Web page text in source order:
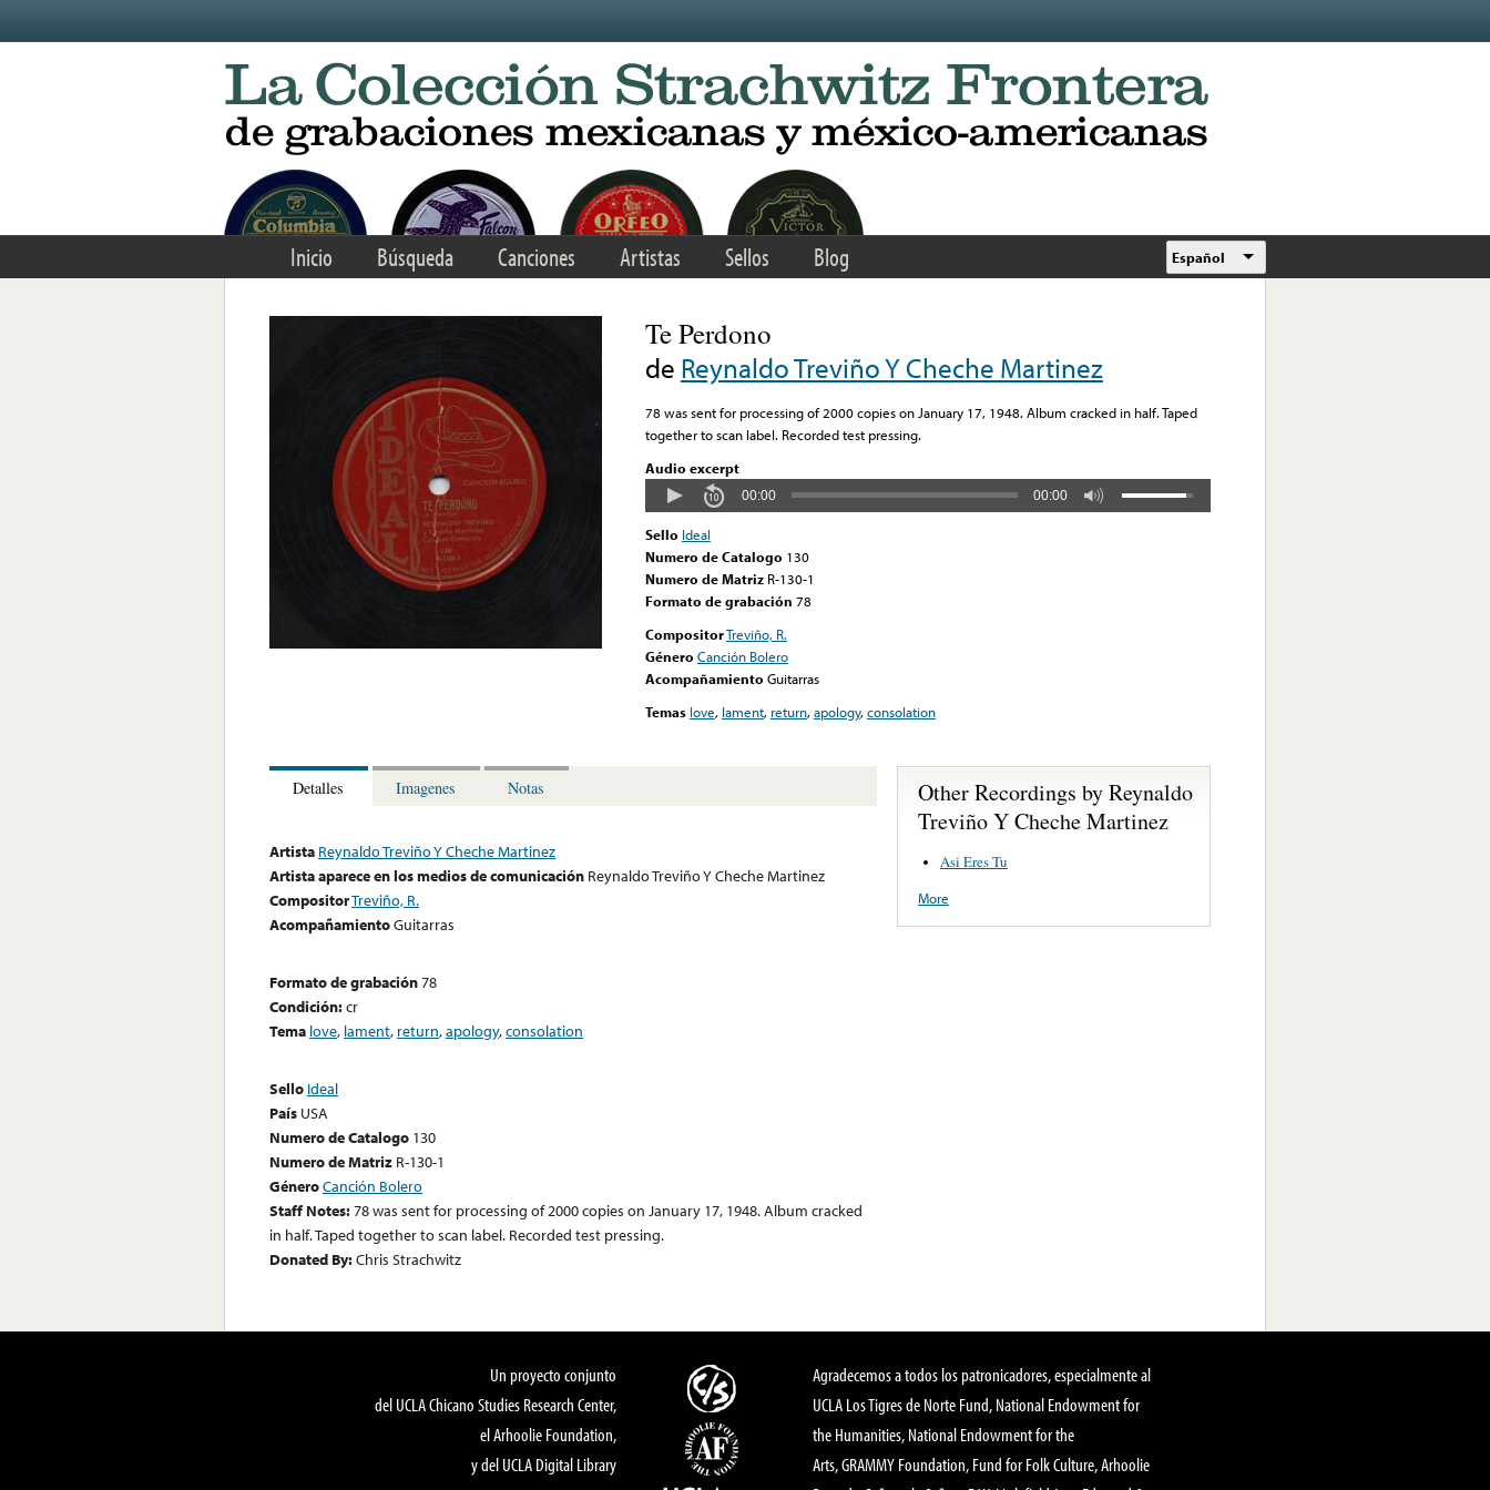
Inicio Búsqueda Canciones Artistas Sellos Blog Español
Te Perdono
de Reynaldo Treviño Y Cheche Martinez
78 was sent for processing of 2000 copies on January 17, 1948. Album cracked in half. Taped
together to scan label. Recorded test pressing.
Audio excerpt
00:00 00:00
Sello Ideal
Numero de Catalogo 130
Numero de Matriz R-130-1
Formato de grabación 78
CompositorTreviño, R.
Género Canción Bolero
Acompañamiento Guitarras
Temas love, lament, return,apology,consolation
Detalles Imagenes Notas
Artista Reynaldo Treviño Y Cheche Martinez
Artista aparece en los medios de comunicación Reynaldo Treviño Y Cheche Martinez
CompositorTreviño, R.
AcompañamientoGuitarras
Formato de grabación78
Condición:cr
Tema love, lament, return,apology,consolation
Sello Ideal
País USA
Numero de Catalogo 130
Numero de Matriz R-130-1
GéneroCanción Bolero
Staff Notes:78 was sent for processing of 2000 copies on January 17, 1948. Album cracked
in half. Taped together to scan label. Recorded test pressing.
Donated By:Chris Strachwitz
Other Recordings by Reynaldo
Treviño Y Cheche Martinez
Asi Eres Tu
More
Un proyecto conjunto
del UCLA Chicano Studies Research Center,
el Arhoolie Foundation,
y del UCLA Digital Library
Agradecemos a todos los patronicadores, especialmente al
UCLA Los Tigres de Norte Fund, National Endowment for
the Humanities, National Endowment for the
Arts, GRAMMY Foundation, Fund for Folk Culture, Arhoolie